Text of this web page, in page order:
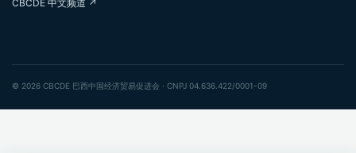
CBCDE 中文频道 ↗
© 2026 CBCDE 巴西中国经济贸易促进会 · CNPJ 04.636.422/0001-09